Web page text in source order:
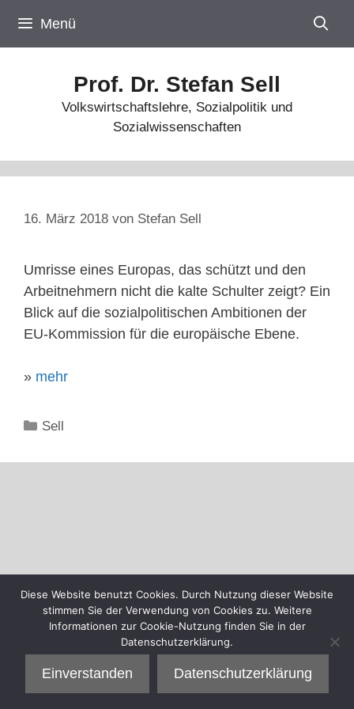
Inhalt
springen
Menü
Prof. Dr. Stefan Sell
Volkswirtschaftslehre, Sozialpolitik und
Sozialwissenschaften
16. März 2018 von Stefan Sell
Umrisse eines Europas, das schützt und den
Arbeitnehmern nicht die kalte Schulter zeigt? Ein
Blick auf die sozialpolitischen Ambitionen der
EU-Kommission für die europäische Ebene.
» mehr
Kategorien
Sell
Diese Website benutzt Cookies. Durch Nutzung dieser Website
stimmen Sie der Verwendung von Cookies zu. Weitere
Informationen zur Cookie-Nutzung finden Sie in der
Datenschutzerklärung.
Einverstanden Datenschutzerklärung